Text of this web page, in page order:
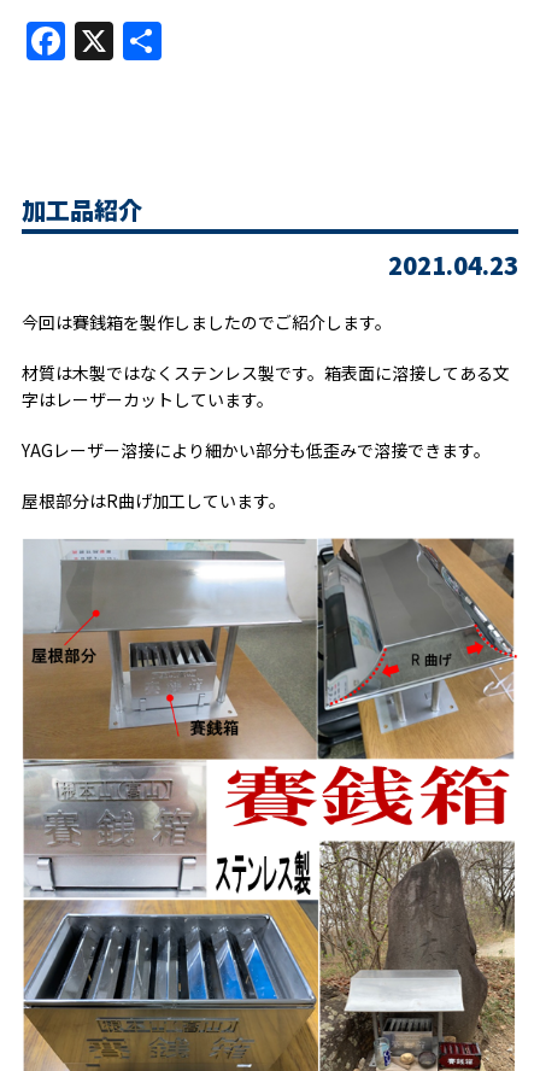
Facebook
X 共
有
加工品紹介
2021.04.23
今回は賽銭箱を製作しましたのでご紹介します。
材質は木製ではなくステンレス製です。箱表面に溶接してある文
字はレーザーカットしています。
YAGレーザー溶接により細かい部分も低歪みで溶接できます。
屋根部分はR曲げ加工しています。